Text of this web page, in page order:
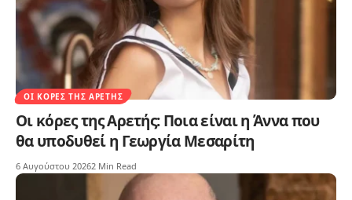
ΟΙ ΚΌΡΕΣ ΤΗΣ ΑΡΕΤΉΣ
Οι κόρες της Αρετής: Ποια είναι η Άννα που
θα υποδυθεί η Γεωργία Μεσαρίτη
6 Αυγούστου 20262 Min Read